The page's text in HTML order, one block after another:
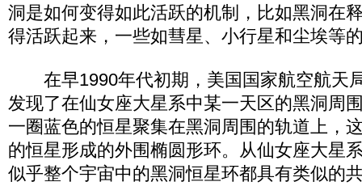
洞是如何变得如此活跃的机制，比如黑洞在
得活跃起来，一些如彗星、小行星和尘埃等
在早1990年代初期，美国国家航空航天
发现了在仙女座大星系中某一天区的黑洞周
一圈蓝色的恒星聚集在黑洞周围的轨道上，
的恒星形成的外围椭圆形环。从仙女座大星
似乎整个宇宙中的黑洞恒星环都具有类似的